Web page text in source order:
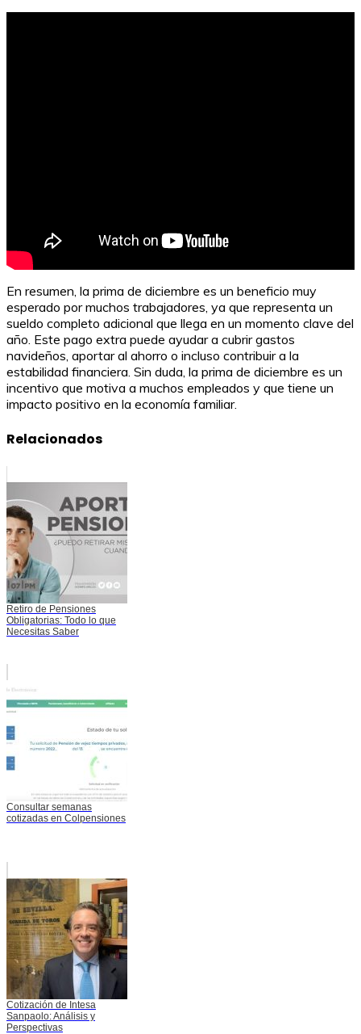
En resumen, la prima de diciembre es un beneficio muy
esperado por muchos trabajadores, ya que representa un
sueldo completo adicional que llega en un momento clave del
año. Este pago extra puede ayudar a cubrir gastos
navideños, aportar al ahorro o incluso contribuir a la
estabilidad financiera. Sin duda, la prima de diciembre es un
incentivo que motiva a muchos empleados y que tiene un
impacto positivo en la economía familiar.
Relacionados
Retiro de Pensiones
Obligatorias: Todo lo que
Necesitas Saber
Consultar semanas
cotizadas en Colpensiones
Cotización de Intesa
Sanpaolo: Análisis y
Perspectivas